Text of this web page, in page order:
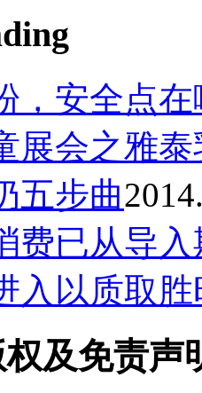
，安全点在
展会之雅
五步曲
费已从导
入以质取
及免责声